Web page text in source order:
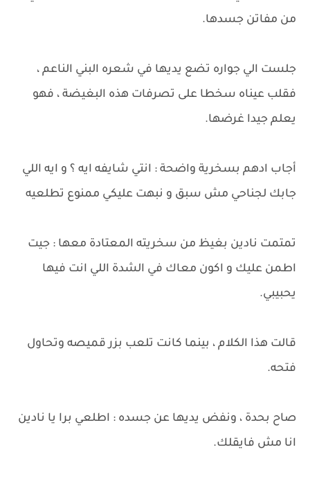
من مفاتن جسدها.
جلست الي جواره تضع يديها في شعره البني الناعم ،
فقلب عيناه سخطا على تصرفات هذه البغيضة ، فهو
يعلم جيدا غرضها.
أجاب ادهم بسخرية واضحة : انتي شايفه ايه ؟ و ايه اللي
جابك لجناحي مش سبق و نبهت عليكي ممنوع تطلعيه
تمتمت نادين بغيظ من سخريته المعتادة معها : جيت
اطمن عليك و اكون معاك في الشدة اللي انت فيها
يحبيبي.
قالت هذا الكلام ، بينما كانت تلعب بزر قميصه وتحاول
فتحه.
صاح بحدة ، ونفض يديها عن جسده : اطلعي برا يا نادين
انا مش فايقلك.